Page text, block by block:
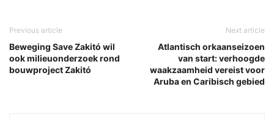
Previous article
Beweging Save Zakitó wil
ook milieuonderzoek rond
bouwproject Zakitó
Next article
Atlantisch orkaanseizoen
van start: verhoogde
waakzaamheid vereist voor
Aruba en Caribisch gebied